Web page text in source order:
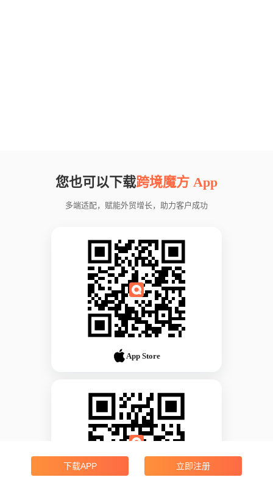
您也可以下载跨境魔方 App
多端适配，赋能外贸增长，助力客户成功
App Store
下载APP 立即注册